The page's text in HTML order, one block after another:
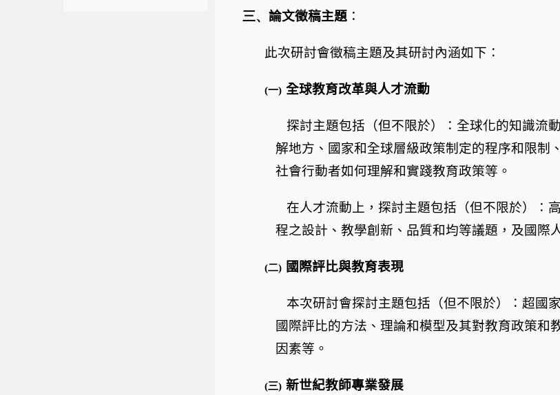
三、 論文徵稿主題 ：
此次研討會徵稿主題及其研討內涵如下：
(一) 全球教育改革與人才流動
探討主題包括（但不限於）：全球化的知識流
解地方、國家和全球層級政策制定的程序和限制
社會行動者如何理解和實踐教育政策等。
在人才流動上，探討主題包括（但不限於）：
程之設計、教學創新、品質和均等議題，及國際
(二) 國際評比與教育表現
本次研討會探討主題包括（但不限於）：超國家
國際評比的方法、理論和模型及其對教育政策
因素等。
(三) 新世紀教師專業發展